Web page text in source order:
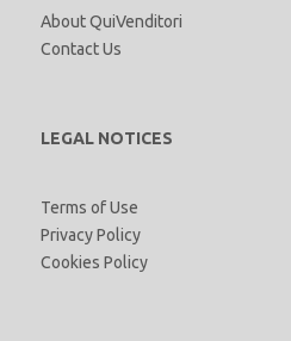
About QuiVenditori
Contact Us
LEGAL NOTICES
Terms of Use
Privacy Policy
Cookies Policy